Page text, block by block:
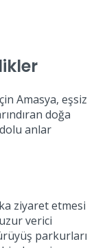
Amasya, eşsiz
doğa
anlar
ziyaret etmesi
verici
parkurları